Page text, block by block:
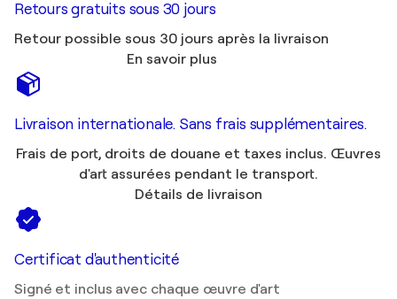
Retours gratuits sous 30 jours
Retour possible sous 30 jours après la livraison
En savoir plus
Livraison internationale. Sans frais supplémentaires.
Frais de port, droits de douane et taxes inclus. Œuvres
d'art assurées pendant le transport.
Détails de livraison
Certificat d'authenticité
Signé et inclus avec chaque œuvre d'art